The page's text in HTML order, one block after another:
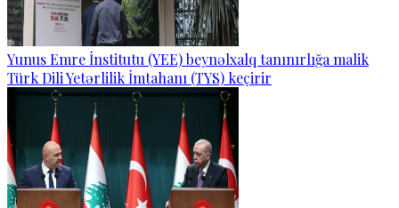
Yunus Emre İnstitutu (YEE) beynəlxalq tanınırlığa malik
Türk Dili Yetərlilik İmtahanı (TYS) keçirir